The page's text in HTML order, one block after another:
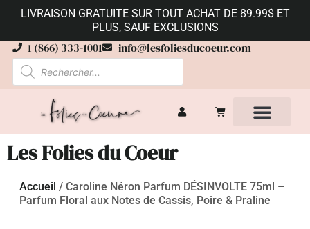
LIVRAISON GRATUITE SUR TOUT ACHAT DE 89.99$ ET
PLUS, SAUF EXCLUSIONS
1 (866) 333-1001 info@lesfoliesducoeur.com
Les Folies du Coeur
Accueil / Caroline Néron Parfum DÉSINVOLTE 75ml –
Parfum Floral aux Notes de Cassis, Poire & Praline